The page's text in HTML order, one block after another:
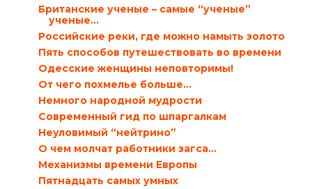
Британские ученые – самые “ученые”
ученые…
Российские реки, где можно намыть золото
Пять способов путешествовать во времени
Одесские женщины неповторимы!
От чего похмелье больше…
Немного народной мудрости
Современный гид по шпаргалкам
Неуловимый “нейтрино”
О чем молчат работники загса…
Механизмы времени Европы
Пятнадцать самых умных